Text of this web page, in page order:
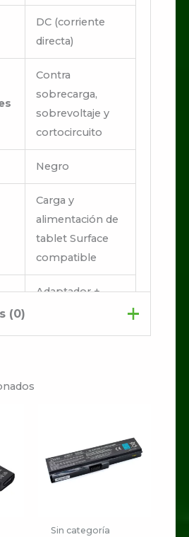
DC (corriente
directa)
Contra
sobrecarga,
sobrevoltaje y
cortocircuito
Negro
Carga y
alimentación de
tablet Surface
compatible
Adaptador +
(0)
de correo
no será publicada.
Sin categoría